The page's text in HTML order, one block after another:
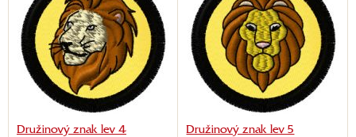
Družinový znak lev 4
Družinový znak lev 5